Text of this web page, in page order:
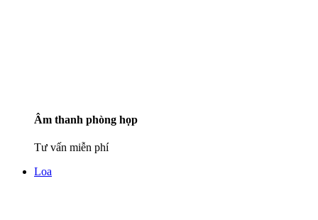
Âm thanh phòng họp
Tư vấn miễn phí
Loa